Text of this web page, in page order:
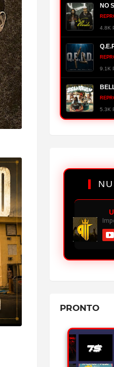
4.8K
9.1K
5.3K
3.8K
5.3K
PRONTO